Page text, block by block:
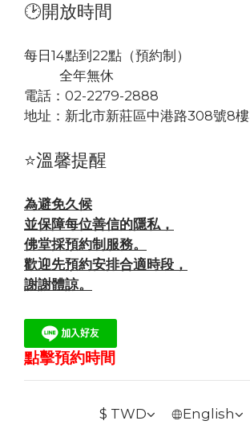
🕑開放時間
每日14點到22點（預約制）
全年無休
電話：02-2279-2888
地址： 新北市新莊區中港路308號8樓
⭐溫馨提醒
為避免久候
並保障每位善信的隱私，
佛堂採預約制服務。
歡迎先預約安排合適時段，
謝謝體諒。
點擊預約時間
$ TWD English